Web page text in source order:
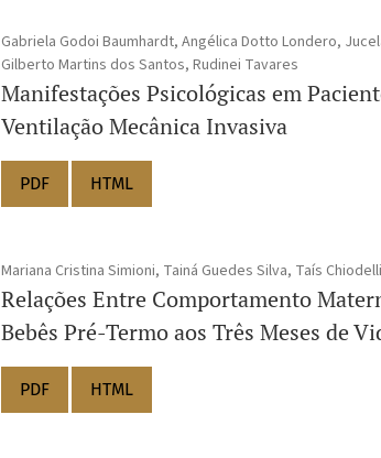
Gabriela Godoi Baumhardt, Angélica Dotto Londero,
Gilberto Martins dos Santos, Rudinei Tavares
Manifestações Psicológicas em
Ventilação Mecânica Invasiva
PDF HTML
Mariana Cristina Simioni, Tainá Guedes Silva, Taís
Relações Entre Comportamento
Bebês Pré-Termo aos Três Meses de
PDF HTML